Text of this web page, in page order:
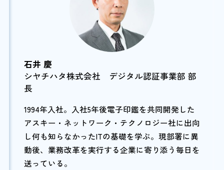
石井 慶
シヤチハタ株式会社 デジタル認証事業部 部
長
1994年入社。入社5年後電子印鑑を共同開発した
アスキー・ネットワーク・テクノロジー社に出向
し何も知らなかったITの基礎を学ぶ。現部署に異
動後、業務改革を実行する企業に寄り添う毎日を
送っている。